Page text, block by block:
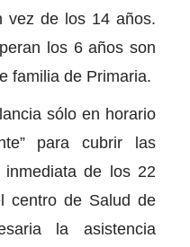
vez de los 14 años.
los 6 años son
familia de Primaria.
sólo en horario
para cubrir las
inmediata de los 22
centro de Salud de
la asistencia